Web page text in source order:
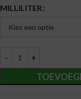
MILLILITER
Alternative: